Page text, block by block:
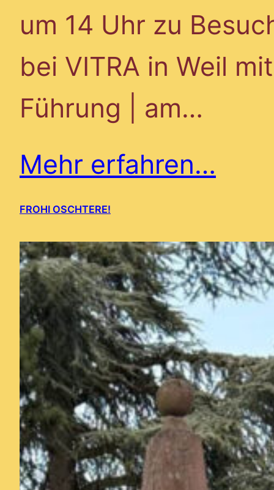
um 14 Uhr zu
bei VITRA in Weil mit
Führung | am…
Mehr erfahren…
FROHI OSCHTERE!